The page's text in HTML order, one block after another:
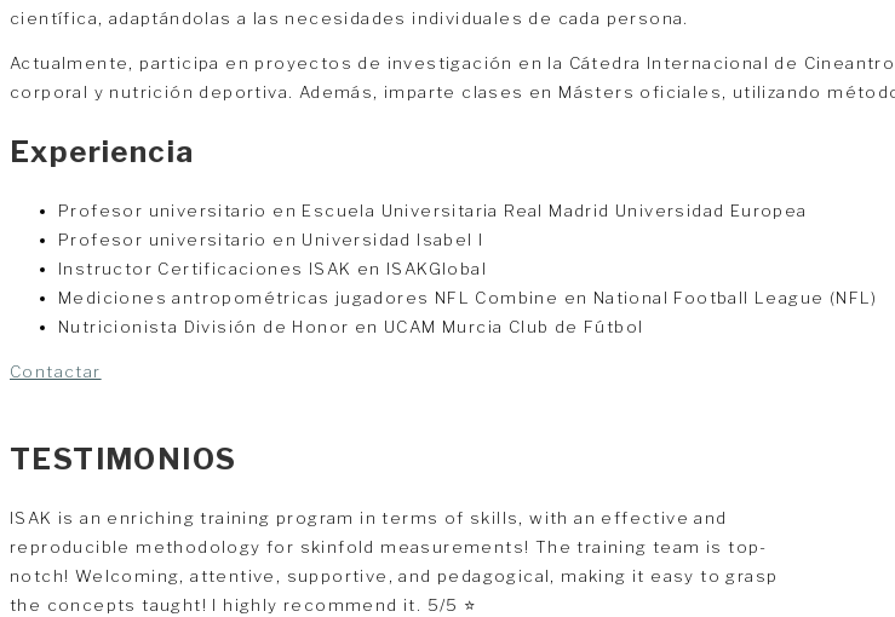
científica, adaptándolas a las necesidades individuales de cada persona.
Actualmente, participa en proyectos de investigación en la Cátedra Internacional de
corporal y nutrición deportiva. Además, imparte clases en Másters oficiales, utilizando
Experiencia
Profesor universitario en Escuela Universitaria Real Madrid Universidad Europea
Profesor universitario en Universidad Isabel I
Instructor Certificaciones ISAK en ISAKGlobal
Mediciones antropométricas jugadores NFL Combine en National Football League (NFL)
Nutricionista División de Honor en UCAM Murcia Club de Fútbol
Contactar
TESTIMONIOS
ISAK is an enriching training program in terms of skills, with an effective and
reproducible methodology for skinfold measurements! The training team is top-
notch! Welcoming, attentive, supportive, and pedagogical, making it easy to grasp
the concepts taught! I highly recommend it. 5/5 ⭐